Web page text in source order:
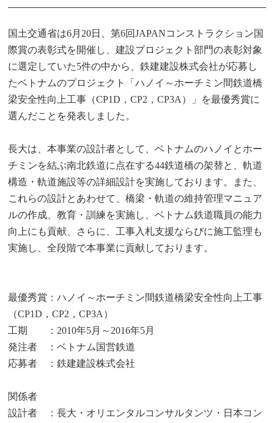
国土交通省は6月20日、第6回JAPANコンストラクション国
際賞の表彰式を開催し、建設プロジェクト部門の表彰対象
に選定していた5件の中から、鉄建建設株式会社が応募し
たベトナムのプロジェクト「ハノイ～ホーチミン間鉄道橋
梁安全性向上工事（CP1D，CP2，CP3A）」を最優秀賞に
選んだことを発表しました。
長大は、本事業の設計者として、ベトナムのハノイとホー
チミンを結ぶ南北鉄道に点在する44鉄道橋の架替と、軌道
構造・軌道施設等の詳細設計を実施しております。また、
これらの設計とあわせて、橋梁・軌道の維持管理マニュア
ルの作成、教育・訓練を実施し、ベトナム鉄道職員の能力
向上にも貢献、さらに、工事入札支援ならびに施工監理も
実施し、全段階で本事業に貢献しております。
最優秀賞：ハノイ～ホーチミン間鉄道橋梁安全性向上工事
（CP1D，CP2，CP3A）
工期 ：2010年5月～2016年5月
発注者 ：ベトナム国営鉄道
応募者 ：鉄建建設株式会社
関係者
設計者 ：長大・オリエンタルコンサルタンツ・日本コン